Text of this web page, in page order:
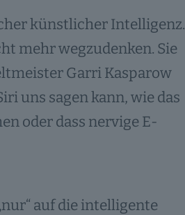
künstlicher Intelligenz.
mehr wegzudenken. Sie
Garri Kasparow
uns sagen kann, wie das
oder dass nervige E-
auf die intelligente